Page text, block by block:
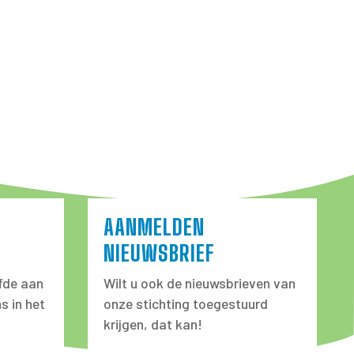
aan
in het
AANMELDEN
NIEUWSBRIEF
Wilt u ook de nieuwsbrieven van
onze stichting toegestuurd
krijgen, dat kan!